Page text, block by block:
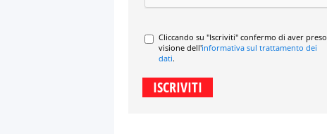
Cliccando su "Iscriviti" confermo di aver preso
visione dell'informativa sul trattamento dei
dati.